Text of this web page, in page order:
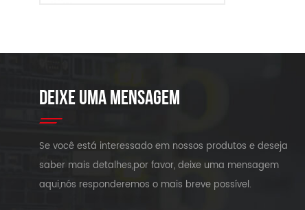
DEIXE UMA MENSAGEM
Se você está interessado em nossos produtos e deseja
saber mais detalhes,por favor, deixe uma mensagem
aqui,nós responderemos o mais breve possível.